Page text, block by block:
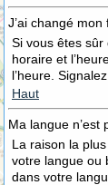
J’ai changé
Si vous êtes sûr
horaire et
l’heure.
Haut
Ma langue n’est
La raison la
votre langue ou
dans votre